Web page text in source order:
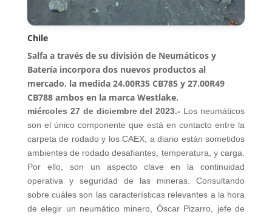
Chile
Salfa a través de su división de Neumáticos y
Batería incorpora dos nuevos productos al
mercado, la medida 24.00R35 CB785 y 27.00R49
CB788 ambos en la marca Westlake.
miércoles 27 de diciembre del 2023.- Los neumáticos
son el único componente que está en contacto entre la
carpeta de rodado y los CAEX, a diario están sometidos
ambientes de rodado desafiantes, temperatura, y carga.
Por ello, son un aspecto clave en la continuidad
operativa y seguridad de las mineras. Consultando
sobre cuáles son las características relevantes a la hora
de elegir un neumático minero, Óscar Pizarro, jefe de